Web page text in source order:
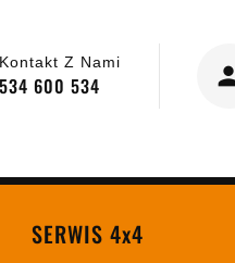
Kontakt Z Nami
534 600 534
SERWIS 4x4